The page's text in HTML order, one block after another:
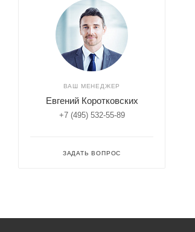
ВАШ МЕНЕДЖЕР
Евгений Коротковских
+7 (495) 532-55-89
ЗАДАТЬ ВОПРОС